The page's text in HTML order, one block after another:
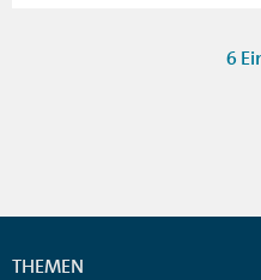
6
THEMEN